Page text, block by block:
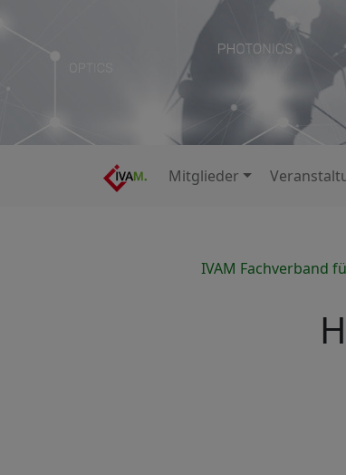
Mitglieder
IVAM Fachverband